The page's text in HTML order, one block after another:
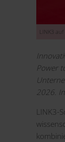
LINK3
Power
2026. In